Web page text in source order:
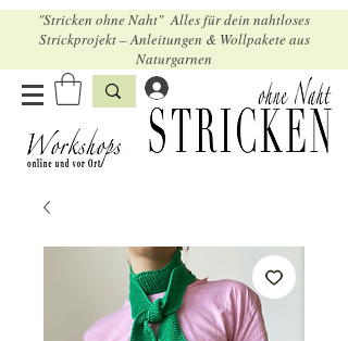
"Stricken ohne Naht" Alles für dein nahtloses
Strickprojekt – Anleitungen & Wollpakete aus
Naturgarnen